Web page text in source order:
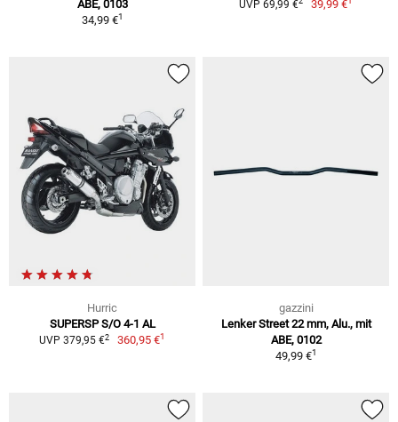
ABE, 0103
34,99 €1
UVP 69,99 € 39,99 €
Hurric
SUPERSP S/O 4-1 AL
UVP 379,95 €2 360,95 €1
gazzini
Lenker Street 22 mm, Alu., mit
ABE, 0102
49,99 €1